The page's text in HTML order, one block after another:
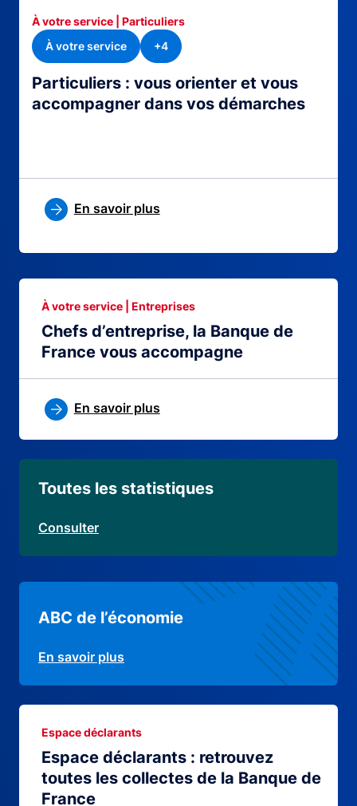
Particuliers : vous orienter et vous
accompagner dans vos démarches
À votre service | Particuliers
À votre service
+4
En savoir plus
Chefs d’entreprise, la Banque de
France vous accompagne
À votre service | Entreprises
En savoir plus
Toutes les statistiques
Consulter
ABC de l’économie
En savoir plus
Espace déclarants : retrouvez
toutes les collectes de la Banque de
France
Espace déclarants